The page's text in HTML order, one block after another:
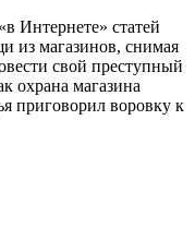
Интернете» статей
из магазинов, снимая
свой преступный
охрана магазина
приговорил воровку к